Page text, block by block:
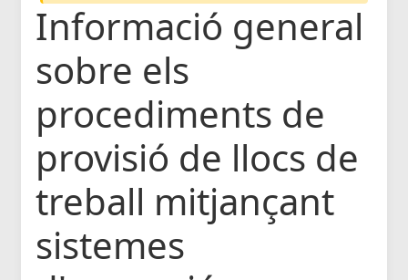
Informació general
sobre els
procediments de
provisió de llocs de
treball mitjançant
sistemes